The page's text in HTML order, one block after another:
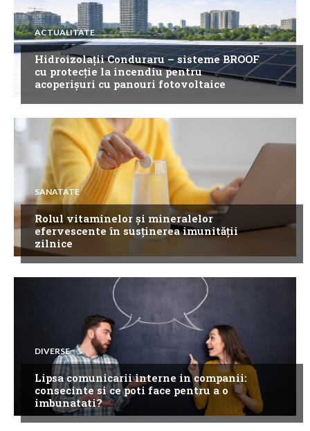
ACTUALITATE
Hidroizolații Conduraru – sisteme BROOF
cu protecție la incendiu pentru
acoperișuri cu panouri fotovoltaice
SANATATE
Rolul vitaminelor și mineralelor
efervescente în susținerea imunității
zilnice
DIVERSE
Lipsa comunicarii interne in companii:
consecinte si ce poti face pentru a o
imbunatati?